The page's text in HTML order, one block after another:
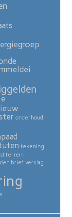
onderhoud
tekening
terrein
brief verslag